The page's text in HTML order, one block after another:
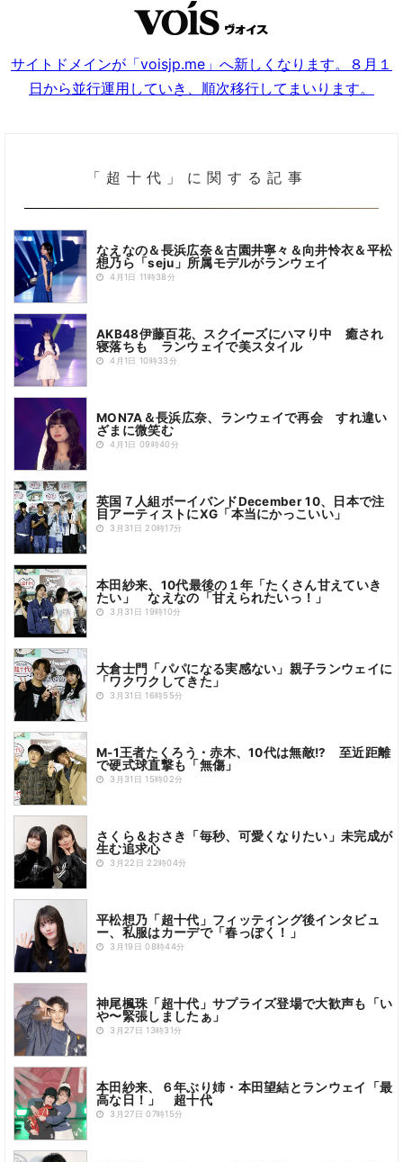
サイトドメインが「voisjp.me」へ新しくなります。８月１
日から並行運用していき、順次移行してまいります。
「超十代」に関する記事
なえなの＆長浜広奈＆古園井寧々＆向井怜衣＆平松
想乃ら「seju」所属モデルがランウェイ
4月1日 11時38分
AKB48伊藤百花、スクイーズにハマり中 癒され
寝落ちも ランウェイで美スタイル
4月1日 10時33分
MON7A＆長浜広奈、ランウェイで再会 すれ違い
ざまに微笑む
4月1日 09時40分
英国７人組ボーイバンドDecember 10、日本で注
目アーティストにXG「本当にかっこいい」
3月31日 20時17分
本田紗来、10代最後の１年「たくさん甘えていき
たい」 なえなの「甘えられたいっ！」
3月31日 19時10分
大倉士門「パパになる実感ない」親子ランウェイに
「ワクワクしてきた」
3月31日 16時55分
M-1王者たくろう・赤木、10代は無敵!? 至近距離
で硬式球直撃も「無傷」
3月31日 15時02分
さくら＆おさき「毎秒、可愛くなりたい」未完成が
生む追求心
3月22日 22時04分
平松想乃「超十代」フィッティング後インタビュ
ー、私服はカーデで「春っぽく！」
3月19日 08時44分
神尾楓珠「超十代」サプライズ登場で大歓声も「い
や〜緊張しましたぁ」
3月27日 13時31分
本田紗来、６年ぶり姉・本田望結とランウェイ「最
高な日！」 超十代
3月27日 07時15分